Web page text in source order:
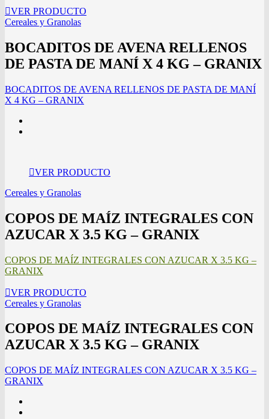
VER PRODUCTO
Cereales y Granolas
BOCADITOS DE AVENA RELLENOS
DE PASTA DE MANÍ X 4 KG – GRANIX
BOCADITOS DE AVENA RELLENOS DE PASTA DE MANÍ
X 4 KG – GRANIX
VER PRODUCTO
Cereales y Granolas
COPOS DE MAÍZ INTEGRALES CON
AZUCAR X 3.5 KG – GRANIX
COPOS DE MAÍZ INTEGRALES CON AZUCAR X 3.5 KG –
GRANIX
VER PRODUCTO
Cereales y Granolas
COPOS DE MAÍZ INTEGRALES CON
AZUCAR X 3.5 KG – GRANIX
COPOS DE MAÍZ INTEGRALES CON AZUCAR X 3.5 KG –
GRANIX